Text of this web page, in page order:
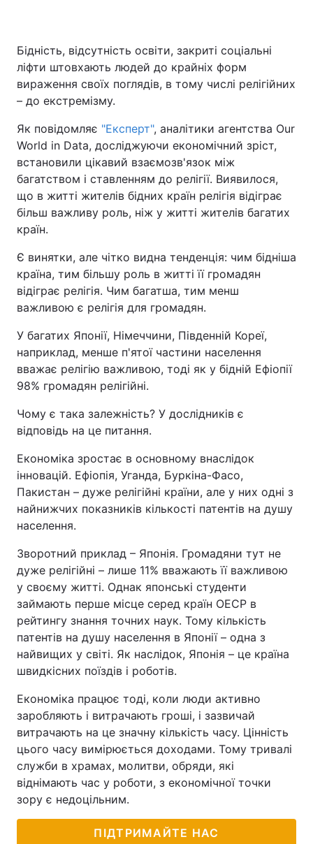
Бідність, відсутність освіти, закриті соціальні
ліфти штовхають людей до крайніх форм
вираження своїх поглядів, в тому числі релігійних
– до екстремізму.
Як повідомляє "Експерт", аналітики агентства Our
World in Data, досліджуючи економічний зріст,
встановили цікавий взаємозв'язок між
багатством і ставленням до релігії. Виявилося,
що в житті жителів бідних країн релігія відіграє
більш важливу роль, ніж у житті жителів багатих
країн.
Є винятки, але чітко видна тенденція: чим бідніша
країна, тим більшу роль в житті її громадян
відіграє релігія. Чим багатша, тим менш
важливою є релігія для громадян.
У багатих Японії, Німеччини, Південній Кореї,
наприклад, менше п'ятої частини населення
вважає релігію важливою, тоді як у бідній Ефіопії
98% громадян релігійні.
Чому є така залежність? У дослідників є
відповідь на це питання.
Економіка зростає в основному внаслідок
інновацій. Ефіопія, Уганда, Буркіна-Фасо,
Пакистан – дуже релігійні країни, але у них одні з
найнижчих показників кількості патентів на душу
населення.
Зворотний приклад – Японія. Громадяни тут не
дуже релігійні – лише 11% вважають її важливою
у своєму житті. Однак японські студенти
займають перше місце серед країн ОЕСР в
рейтингу знання точних наук. Тому кількість
патентів на душу населення в Японії – одна з
найвищих у світі. Як наслідок, Японія – це країна
швидкісних поїздів і роботів.
Економіка працює тоді, коли люди активно
заробляють і витрачають гроші, і зазвичай
витрачають на це значну кількість часу. Цінність
цього часу вимірюється доходами. Тому тривалі
служби в храмах, молитви, обряди, які
віднімають час у роботи, з економічної точки
зору є недоцільним.
ПІДТРИМАЙТЕ НАС